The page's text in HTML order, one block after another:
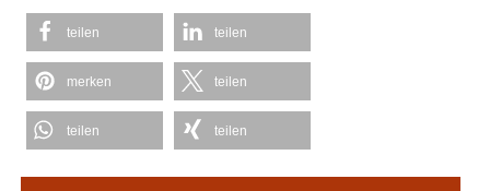
teilen teilen
merken teilen
teilen teilen